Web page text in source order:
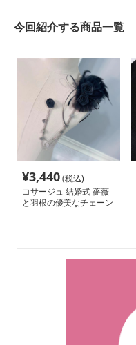
今回紹介する商品一覧
¥3,440(税込)
コサージュ 結婚式 薔薇
と羽根の優美なチェーン